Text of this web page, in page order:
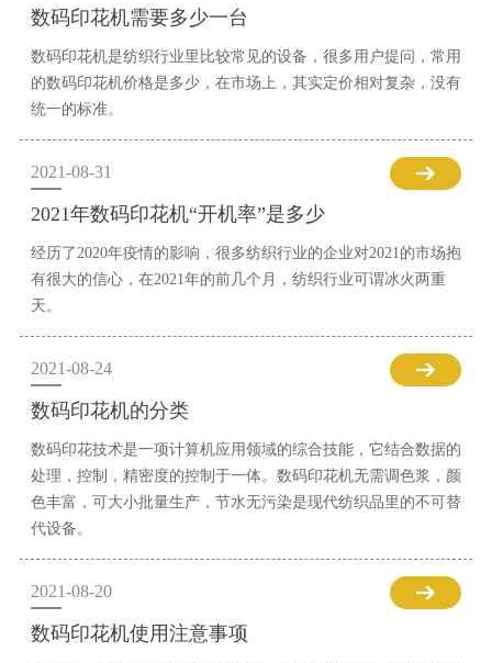
数码印花机需要多少一台
数码印花机是纺织行业里比较常见的设备，很多用户提问，常用
的数码印花机价格是多少，在市场上，其实定价相对复杂，没有
统一的标准。
2021-08-31
2021年数码印花机“开机率”是多少
经历了2020年疫情的影响，很多纺织行业的企业对2021的市场抱
有很大的信心，在2021年的前几个月，纺织行业可谓冰火两重
天。
2021-08-24
数码印花机的分类
数码印花技术是一项计算机应用领域的综合技能，它结合数据的
处理，控制，精密度的控制于一体。数码印花机无需调色浆，颜
色丰富，可大小批量生产，节水无污染是现代纺织品里的不可替
代设备。
2021-08-20
数码印花机使用注意事项